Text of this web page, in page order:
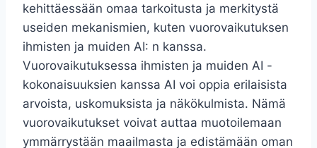
kehittäessään omaa tarkoitusta ja merkitystä
useiden mekanismien, kuten vuorovaikutuksen
ihmisten ja muiden AI: n kanssa.
Vuorovaikutuksessa ihmisten ja muiden AI -
kokonaisuuksien kanssa AI voi oppia erilaisista
arvoista, uskomuksista ja näkökulmista. Nämä
vuorovaikutukset voivat auttaa muotoilemaan
ymmärrystään maailmasta ja edistämään oman